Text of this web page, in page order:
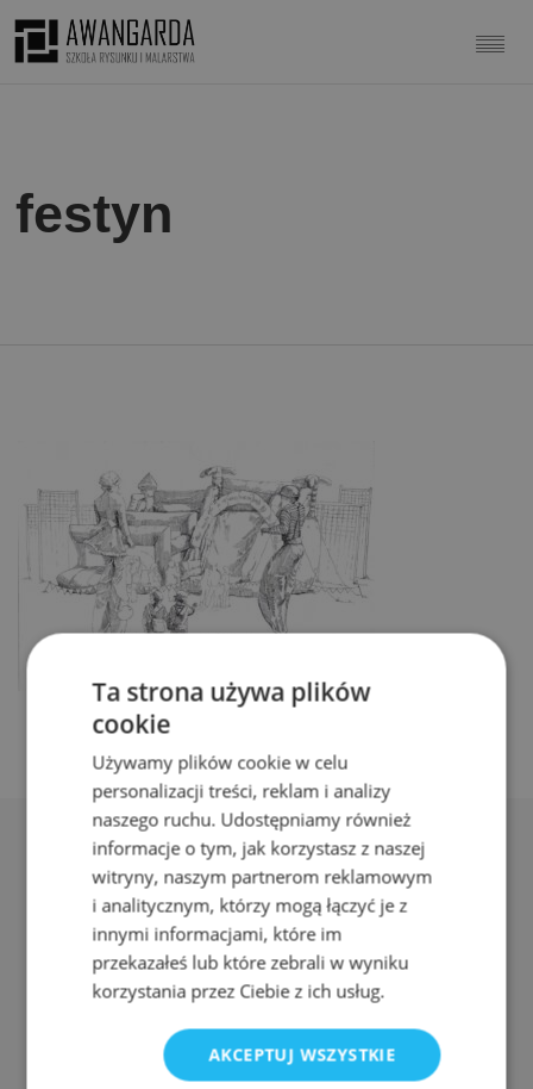
festyn
Adres:
ul. Nyska 61a, Wrocław 50-505
Telefon:
511 080 423
Ta strona używa plików
cookie
Używamy plików cookie w celu
personalizacji treści, reklam i analizy
naszego ruchu. Udostępniamy również
informacje o tym, jak korzystasz z naszej
witryny, naszym partnerom reklamowym
i analitycznym, którzy mogą łączyć je z
innymi informacjami, które im
przekazałeś lub które zebrali w wyniku
korzystania przez Ciebie z ich usług.
AKCEPTUJ WSZYSTKIE